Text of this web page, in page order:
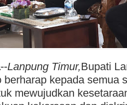
--Lanpung Timur,Bupati
berharap kepada semua
mewujudkan